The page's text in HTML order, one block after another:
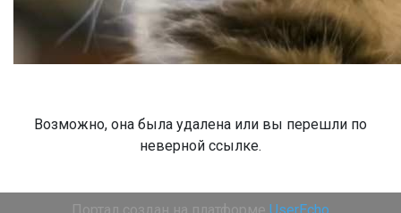
Возможно, она была удалена или вы перешли по
неверной ссылке.